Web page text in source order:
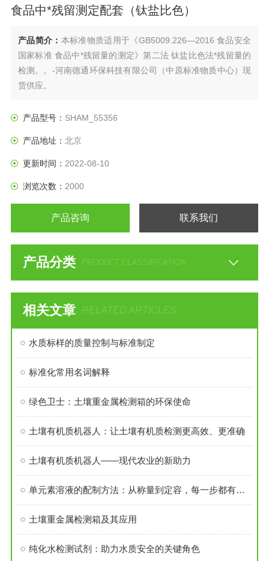
食品中*残留测定配套（钛盐比色）
产品简介： 本标准物质适用于《GB5009.226—2016 食品安全
国家标准 食品中*残留量的测定》第二法 钛盐比色法*残留量的
检测。。-河南德通环保科技有限公司（中原标准物质中心）现
货供应。
情如下：
产品型号： SHAM_55356
产品地址： 北京
更新时间： 2022-08-10
浏览次数： 2000
产品咨询 联系我们
产品分类 PRODUCT CLASSIFICATION
相关文章 RELATED ARTICLES
水质标样的质量控制与标准制定
标准化常用名词解释
绿色卫士：土壤重金属检测箱的环保使命
土壤有机质机器人：让土壤有机质检测更高效、更准确
土壤有机质机器人——现代农业的新助力
单元素溶液的配制方法：从称量到定容，每一步都有讲究
土壤重金属检测箱及其应用
纯化水检测试剂：助力水质安全的关键角色